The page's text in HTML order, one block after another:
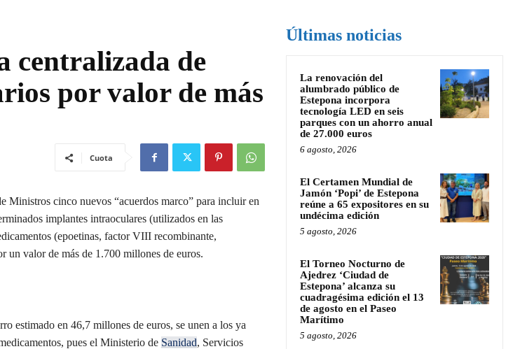
centralizada de
por valor de más
Cuota
Ministros cinco nuevos “acuerdos marco” para incluir en
implantes intraoculares (utilizados en las
(epoetinas, factor VIII recombinante,
un valor de más de 1.700 millones de euros.
estimado en 46,7 millones de euros, se unen a los ya
pues el Ministerio de Sanidad, Servicios
Últimas noticias
La renovación del
alumbrado público de
Estepona incorpora
tecnología LED en seis
parques con un ahorro anual
de 27.000 euros
6 agosto, 2026
El Certamen Mundial de
Jamón ‘Popi’ de Estepona
reúne a 65 expositores en su
undécima edición
5 agosto, 2026
El Torneo Nocturno de
Ajedrez ‘Ciudad de
Estepona’ alcanza su
cuadragésima edición el 13
de agosto en el Paseo
Marítimo
5 agosto, 2026